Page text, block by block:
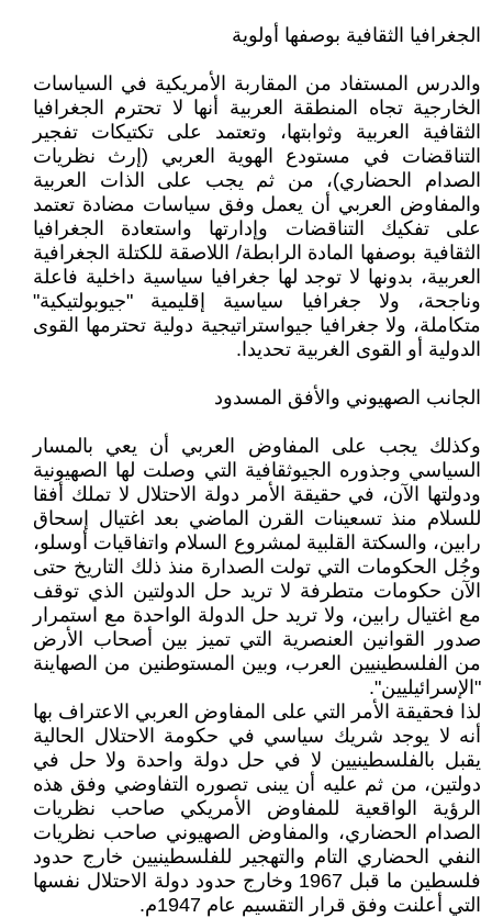
الجغرافيا الثقافية بوصفها أولوية
والدرس المستفاد من المقاربة الأمريكية في السياسات
الخارجية تجاه المنطقة العربية أنها لا تحترم الجغرافيا
الثقافية العربية وثوابتها، وتعتمد على تكتيكات تفجير
التناقضات في مستودع الهوية العربي (إرث نظريات
الصدام الحضاري)، من ثم يجب على الذات العربية
والمفاوض العربي أن يعمل وفق سياسات مضادة تعتمد
على تفكيك التناقضات وإدارتها واستعادة الجغرافيا
الثقافية بوصفها المادة الرابطة/ اللاصقة للكتلة الجغرافية
العربية، بدونها لا توجد لها جغرافيا سياسية داخلية فاعلة
وناجحة، ولا جغرافيا سياسية إقليمية "جيوبولتيكية"
متكاملة، ولا جغرافيا جيواستراتيجية دولية تحترمها القوى
الدولية أو القوى الغربية تحديدا.
الجانب الصهيوني والأفق المسدود
وكذلك يجب على المفاوض العربي أن يعي بالمسار
السياسي وجذوره الجيوثقافية التي وصلت لها الصهيونية
ودولتها الآن، في حقيقة الأمر دولة الاحتلال لا تملك أفقا
للسلام منذ تسعينات القرن الماضي بعد اغتيال إسحاق
رابين، والسكتة القلبية لمشروع السلام واتفاقيات أوسلو،
وجُل الحكومات التي تولت الصدارة منذ ذلك التاريخ حتى
الآن حكومات متطرفة لا تريد حل الدولتين الذي توقف
مع اغتيال رابين، ولا تريد حل الدولة الواحدة مع استمرار
صدور القوانين العنصرية التي تميز بين أصحاب الأرض
من الفلسطينيين العرب، وبين المستوطنين من الصهاينة
"الإسرائيليين".
لذا فحقيقة الأمر التي على المفاوض العربي الاعتراف بها
أنه لا يوجد شريك سياسي في حكومة الاحتلال الحالية
يقبل بالفلسطينيين لا في حل دولة واحدة ولا حل في
دولتين، من ثم عليه أن يبنى تصوره التفاوضي وفق هذه
الرؤية الواقعية للمفاوض الأمريكي صاحب نظريات
الصدام الحضاري، والمفاوض الصهيوني صاحب نظريات
النفي الحضاري التام والتهجير للفلسطينيين خارج حدود
فلسطين ما قبل 1967 وخارج حدود دولة الاحتلال نفسها
التي أعلنت وفق قرار التقسيم عام 1947م.